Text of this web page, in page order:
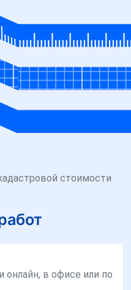
стоимости
онлайн, в офисе или по